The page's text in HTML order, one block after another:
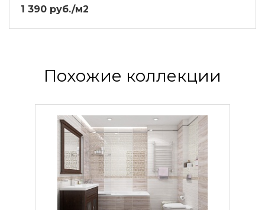
1 390 руб./м2
Похожие коллекции